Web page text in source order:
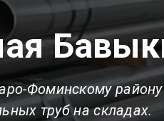
Фоминскому
труб на складах.